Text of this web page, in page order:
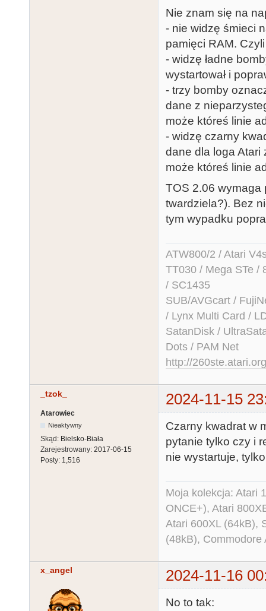
Nie znam się na
- nie widzę śmieci
pamięci RAM.
- widzę ładne
wystartował i
- trzy bomby
dane z
może któreś linie
- widzę czarny
dane dla loga Atari
może któreś linie
TOS 2.06 wymaga
twardziela?). Bez
tym wypadku
ATW800/2 / Atari
TT030 / Mega STe /
/ SC1435
SUB/AVGcart /
/ Lynx Multi Card /
SatanDisk /
Dots / PAM Net
http://260ste.atari.org
_tzok_ 2024-11-15
Atarowiec
Nieaktywny
Skąd: Bielsko-Biała
Zarejestrowany: 2017-06-15
Posty: 1,516
Czarny kwadrat w
pytanie tylko czy i
nie wystartuje,
Moja kolekcja: Atari
ONCE+), Atari
Atari 600XL (64kB),
(48kB),
x_angel 2024-11-16
No to tak: